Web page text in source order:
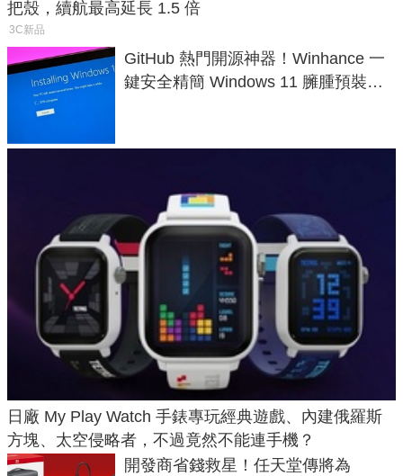
把殼，續航最高延長 1.5 倍
3C新品
GitHub 熱門開源神器！Winhance 一
鍵安全精簡 Windows 11 臃腫預裝軟
日廠 My Play Watch 手錶專玩經典遊戲、內建俄羅斯
方塊、太空侵略者，不過竟然不能連手機？
開發商省錢救星！任天堂傳將為